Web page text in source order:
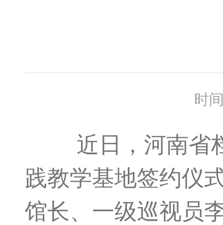
时
近日，河南省档
践教学基地签约仪
馆长、一级巡视员